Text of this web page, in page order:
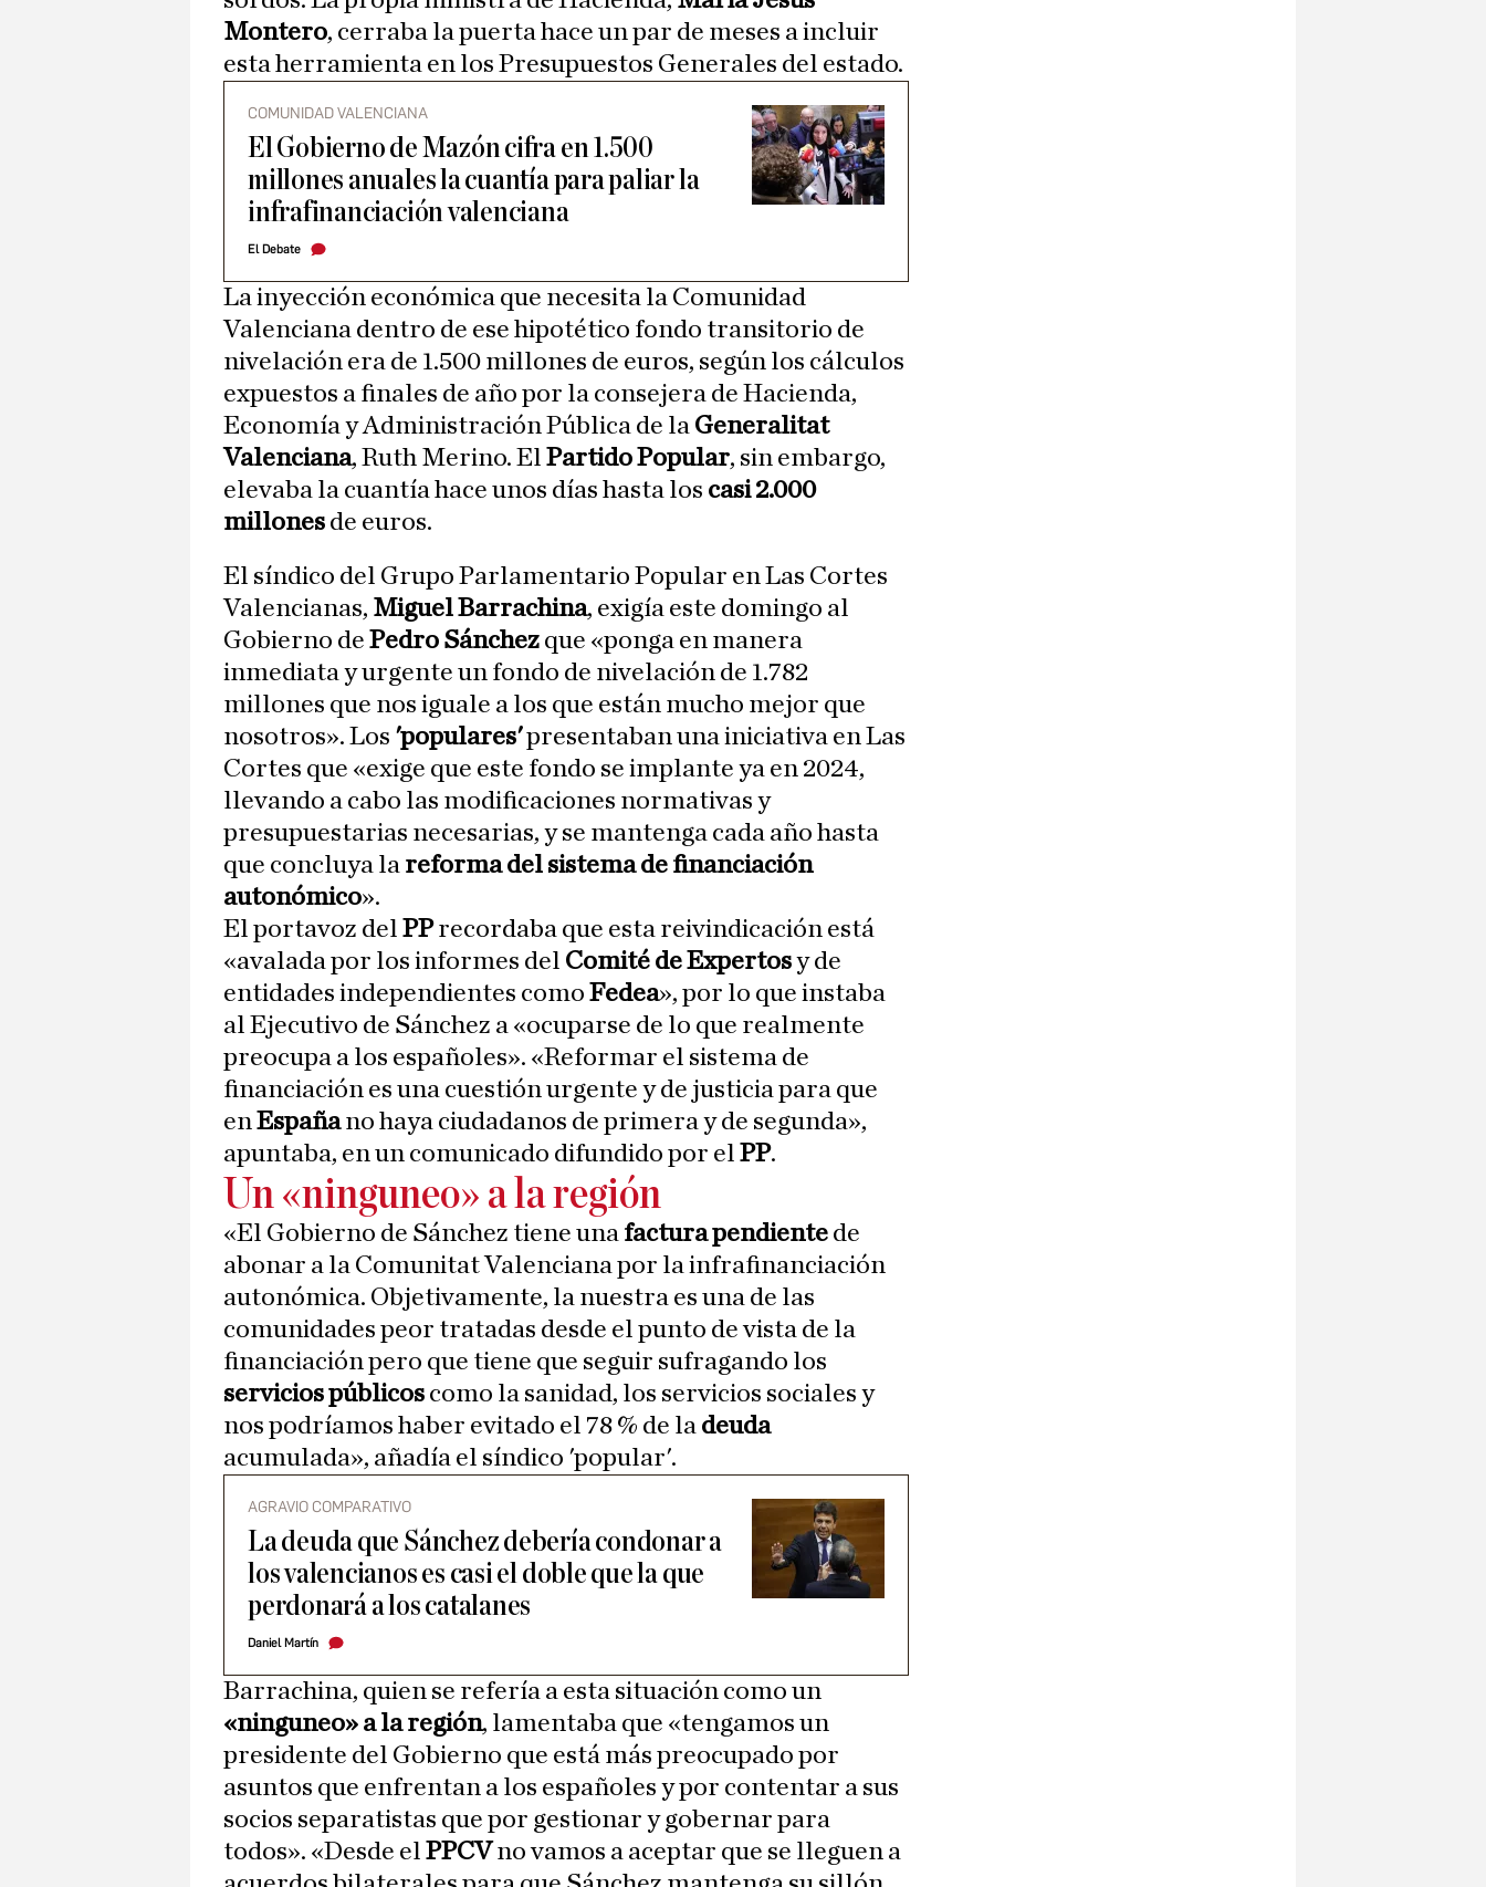
Montero, cerraba la puerta hace un par de meses a incluir
esta herramienta en los Presupuestos Generales del estado.
COMUNIDAD VALENCIANA
El Gobierno de Mazón cifra en 1.500
millones anuales la cuantía para paliar la
infrafinanciación valenciana
El Debate
La inyección económica que necesita la Comunidad
Valenciana dentro de ese hipotético fondo transitorio de
nivelación era de 1.500 millones de euros, según los cálculos
expuestos a finales de año por la consejera de Hacienda,
Economía y Administración Pública de la Generalitat
Valenciana, Ruth Merino. El Partido Popular, sin embargo,
elevaba la cuantía hace unos días hasta los casi 2.000
millones de euros.
El síndico del Grupo Parlamentario Popular en Las Cortes
Valencianas, Miguel Barrachina, exigía este domingo al
Gobierno de Pedro Sánchez que «ponga en manera
inmediata y urgente un fondo de nivelación de 1.782
millones que nos iguale a los que están mucho mejor que
nosotros». Los 'populares'presentaban una iniciativa en Las
Cortes que «exige que este fondo se implante ya en 2024,
llevando a cabo las modificaciones normativas y
presupuestarias necesarias, y se mantenga cada año hasta
que concluya la reforma del sistema de financiación
autonómico».
El portavoz del PPrecordaba que esta reivindicación está
«avalada por los informes del Comité de Expertosy de
entidades independientes como Fedea», por lo que instaba
al Ejecutivo de Sánchez a «ocuparse de lo que realmente
preocupa a los españoles». «Reformar el sistema de
financiación es una cuestión urgente y de justicia para que
enEspañano haya ciudadanos de primera y de segunda»,
apuntaba, en un comunicado difundido por el PP.
Un «ninguneo» a la región
«El Gobierno de Sánchez tiene una factura pendiente de
abonar a la Comunitat Valenciana por la infrafinanciación
autonómica. Objetivamente, la nuestra es una de las
comunidades peor tratadas desde el punto de vista de la
financiación pero que tiene que seguir sufragando los
servicios públicos como la sanidad, los servicios sociales y
nos podríamos haber evitado el 78 % de la deuda
acumulada», añadía el síndico 'popular'.
AGRAVIO COMPARATIVO
La deuda que Sánchez debería condonar a
los valencianos es casi el doble que la que
perdonará a los catalanes
Daniel Martín
Barrachina, quien se refería a esta situación como un
«ninguneo» a la región, lamentaba que «tengamos un
presidente del Gobierno que está más preocupado por
asuntos que enfrentan a los españoles y por contentar a sus
socios separatistas que por gestionar y gobernar para
todos». «Desde el PPCVno vamos a aceptar que se lleguen a